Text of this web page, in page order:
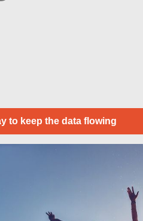
to keep the data flowing